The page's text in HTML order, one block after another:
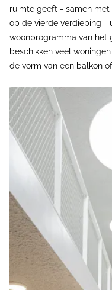
ruimte geeft - samen
op de vierde verdieping -
woonprogramma van het
beschikken veel
de vorm van een balkon